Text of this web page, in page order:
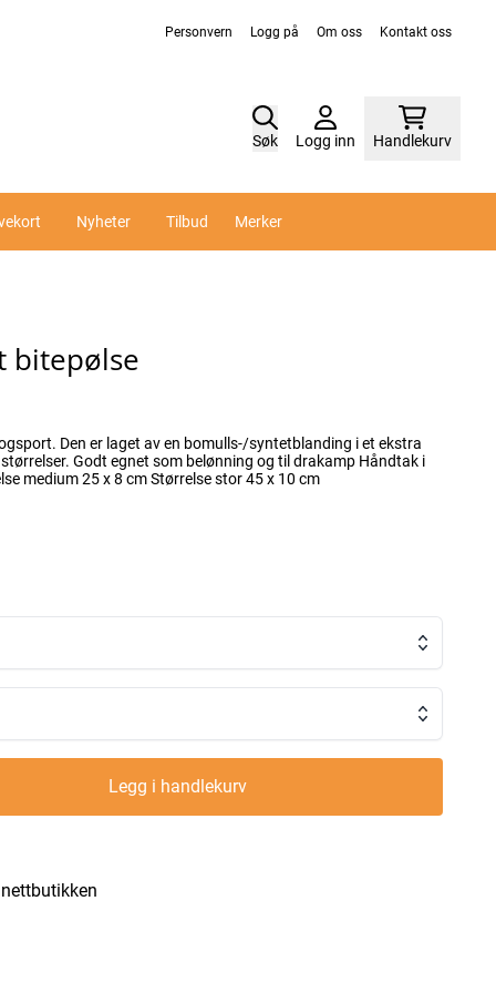
Personvern Logg på Om oss Kontakt oss
Søk Logg inn Handlekurv
Nyheter Tilbud Merker
bitepølse
Den er laget av en bomulls-/syntetblanding i et ekstra
begge ender for godt grep Størrelse medium 25 x 8 cm Størrelse stor 45 x 10 cm
Legg i handlekurv